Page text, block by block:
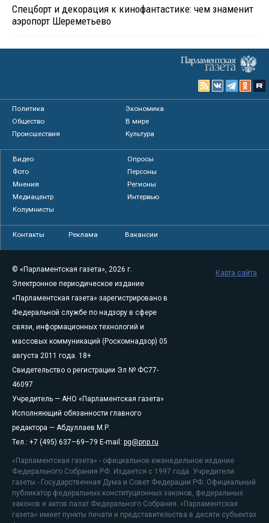
Спецборт и декорация к кинофантастике: чем знаменит
аэропорт Шереметьево
Политика
Экономика
Общество
В мире
Происшествия
Культура
Видео
Опросы
Фото
Персоны
Мнения
Регионы
Медиацентр
Интервью
Колумнисты
Контакты Реклама Вакансии
© «Парламентская газета», 2026 г.
Электронное периодическое издание
«Парламентская газета» зарегистрировано в
Федеральной службе по надзору в сфере
связи, информационных технологий и
массовых коммуникаций (Роскомнадзор) 05
августа 2011 года. 18+
Свидетельство о регистрации Эл № ФС77-
46097
Учредитель — АНО «Парламентская газета»
Исполняющий обязанности главного
редактора — Абдуллаев М.Р.
Тел.: +7 (495) 637–69–79 E-mail: pg@pnp.ru
«Парламентская газета» - официальное еженедельное издание
Федерального Собрания РФ. Издается с 1997 года. Учредители
газеты - Государственная Дума и Совет Федерации РФ. Официальный
публикатор федеральных конституционных законов, федеральных
законов и актов палат Федерального Собрания. «Парламентская
газета» имеет пункты печати и представительства в десяти субъектах
Карта сайта